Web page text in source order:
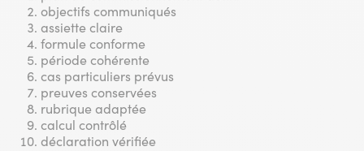
objectifs communiqués
assiette claire
formule conforme
période cohérente
cas particuliers prévus
preuves conservées
rubrique adaptée
calcul contrôlé
déclaration vérifiée